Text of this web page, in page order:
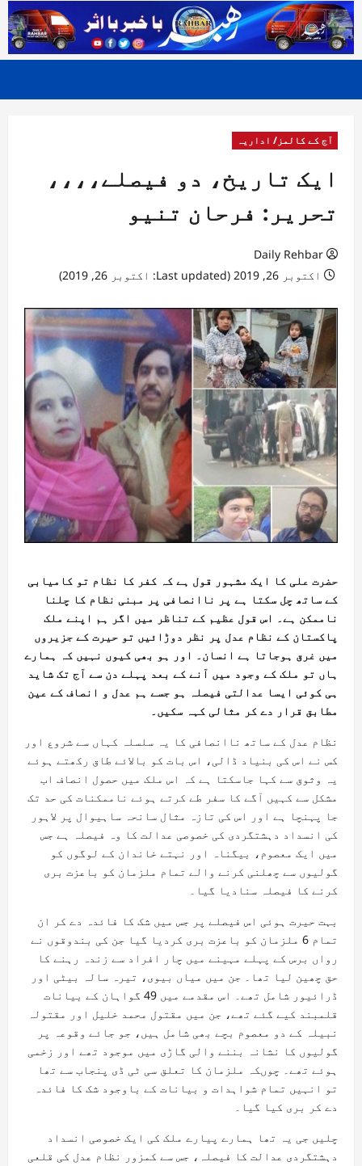
آج کے کالمز/ اداریہ
ایک تاریخ، دو فیصلے،،،،
تحریر: فرحان تنیو
Daily Rehbar
اکتوبر 26, 2019 (Last updated: اکتوبر 26, 2019)
حضرت علی کا ایک مشہور قول ہے کہ کفر کا نظام تو کامیابی
کے ساتھ چل سکتا ہے پر ناانصافی پر مبنی نظام کا چلنا
ناممکن ہے۔ اس قول عظیم کے تناظر میں اگر ہم اپنے ملک
پاکستان کے نظام عدل پر نظر دوڑائیں تو حیرت کے جزیروں
میں غرق ہوجاتا ہے انسان۔ اور ہو بھی کیوں نہیں کہ ہمارے
ہاں تو ملک کے وجود میں آنے کے بعد پہلے دن سے آج تک شاید
ہی کوئی ایسا عدالتی فیصلہ ہو جسے ہم عدل و انصاف کے عین
مطابق قرار دے کر مثالی کہہ سکیں۔
نظام عدل کے ساتھ ناانصافی کا یہ سلسلہ کہاں سے شروع اور
کس نے اس کی بنیاد ڈالی، اس بات کو بالائے طاق رکھتے ہوئے
یہ وثوق سے کہا جاسکتا ہے کہ اس ملک میں حصول انصاف اب
مشکل سے کہیں آگے کا سفر طے کرتے ہوئے ناممکنات کی حد تک
جا پہنچا ہے اور اس کی تازہ مثال سانحہ ساہیوال پر لاہور
کی انسداد دہشتگردی کی خصوصی عدالت کا وہ فیصلہ ہے جس
میں ایک معصوم، بیگناہ اور نہتے خاندان کے لوگوں کو
گولیوں سے چھلنی کرنے والے تمام ملزمان کو باعزت بری
کرنے کا فیصلہ سنادیا گیا۔
بہت حیرت ہوئی اس فیصلے پر جس میں شک کا فائدہ دے کر ان
تمام 6 ملزمان کو باعزت بری کردیا گیا جن کی بندوقوں نے
رواں برس کے پہلے مہینے میں چار افراد سے زندہ رہنے کا
حق چھین لیا تھا۔ جن میں میاں بیوی، تیرہ سالہ بیٹی اور
ڈرائیور شامل تھے۔ اس مقدمے میں 49 گواہان کے بیانات
قلمبند کیے گئے تھے، جن میں مقتول محمد خلیل اور مقتولہ
نبیلہ کے دو معصوم بچے بھی شامل ہیں، جو جائے وقوعہ پر
گولیوں کا نشانہ بننے والی گاڑی میں موجود تھے اور زخمی
ہوئے تھے۔ چوںکہ ملزمان کا تعلق سی ٹی ڈی پنجاب سے تھا
تو انہیں تمام شواہدات و بیانات کے باوجود شک کا فائدہ
دے کر بری کیا گیا۔
چلیں جی یہ تھا ہمارے پیارے ملک کی ایک خصوصی انسداد
دہشتگردی عدالت کا فیصلہ، جس سے کمزور نظام عدل کی قلعی